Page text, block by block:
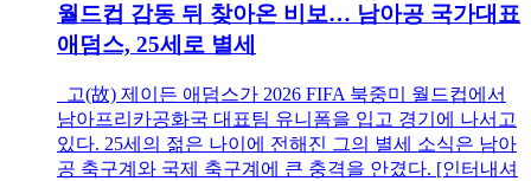
월드컵 감동 뒤 찾아온 비보… 남아공 국가대표
애덤스, 25세로 별세
고(故) 제이든 애덤스가 2026 FIFA 북중미 월드컵에서
남아프리카공화국 대표팀 유니폼을 입고 경기에 나서고
있다. 25세의 젊은 나이에 전해진 그의 별세 소식은 남아
공 축구계와 국제 축구계에 큰 충격을 안겼다. [인터내셔